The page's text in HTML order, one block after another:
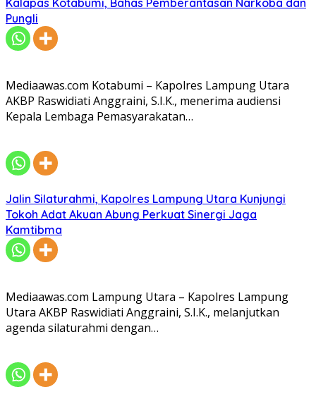
Pungli
Mediaawas.com Kotabumi – Kapolres Lampung Utara
AKBP Raswidiati Anggraini, S.I.K., menerima audiensi
Kepala Lembaga Pemasyarakatan…
Jalin Silaturahmi, Kapolres Lampung Utara Kunjungi
Tokoh Adat Akuan Abung Perkuat Sinergi Jaga
Kamtibma
Mediaawas.com Lampung Utara – Kapolres Lampung
Utara AKBP Raswidiati Anggraini, S.I.K., melanjutkan
agenda silaturahmi dengan…